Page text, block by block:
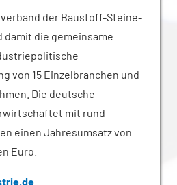
der Baustoff-Steine-
die gemeinsame
von 15 Einzelbranchen und
Die deutsche
mit rund
einen Jahresumsatz von
Euro.